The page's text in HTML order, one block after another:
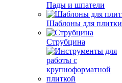
Пады и шпатели
Шаблоны для плитки
Струбцина